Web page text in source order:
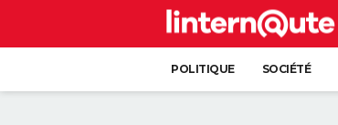
POLITIQUE SOCIÉTÉ